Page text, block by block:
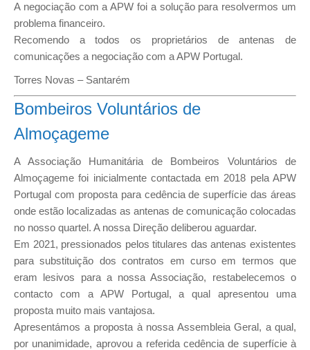
A negociação com a APW foi a solução para resolvermos um
problema financeiro.
Recomendo a todos os proprietários de antenas de
comunicações a negociação com a APW Portugal.
Torres Novas – Santarém
Bombeiros Voluntários de
Almoçageme
A Associação Humanitária de Bombeiros Voluntários de
Almoçageme foi inicialmente contactada em 2018 pela APW
Portugal com proposta para cedência de superfície das áreas
onde estão localizadas as antenas de comunicação colocadas
no nosso quartel. A nossa Direção deliberou aguardar.
Em 2021, pressionados pelos titulares das antenas existentes
para substituição dos contratos em curso em termos que
eram lesivos para a nossa Associação, restabelecemos o
contacto com a APW Portugal, a qual apresentou uma
proposta muito mais vantajosa.
Apresentámos a proposta à nossa Assembleia Geral, a qual,
por unanimidade, aprovou a referida cedência de superfície à